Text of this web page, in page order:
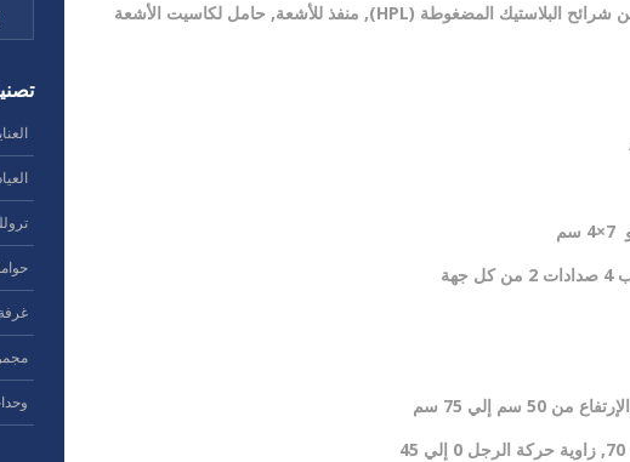
(HPL
), منفذ للأشعة, حامل لكاسيت الأشعة
الإرتفاع من 50 سم إلي 75 سم
زاوية حركة الرجل 0 إلي 45